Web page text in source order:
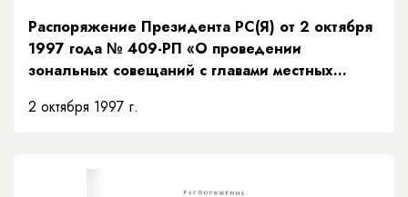
Распоряжение Президента РС(Я) от 2 октября
1997 года № 409-РП «О проведении
зональных совещаний с главами местных
2 октября 1997 г.